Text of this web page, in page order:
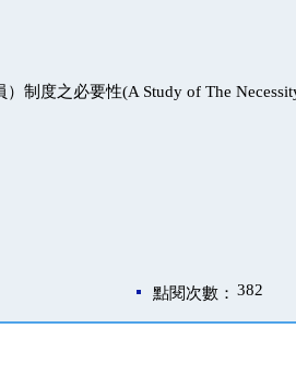
制度之必要性(A Study of The
點閱次數： 382